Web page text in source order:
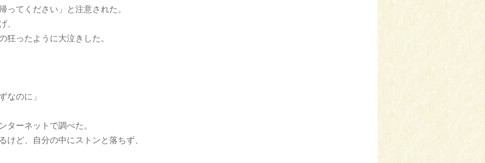
てください」と注意された。
、
狂ったように大泣きした。
なのに」
ターネットで調べた。
ど、自分の中にストンと落ちず、